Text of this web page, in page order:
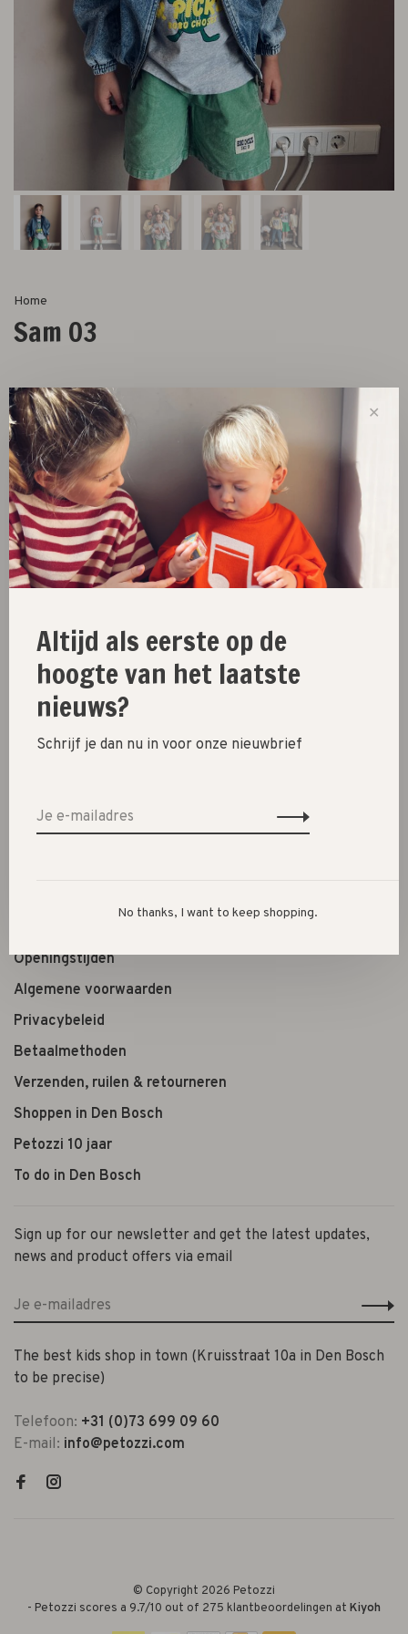
Home
Sam 03
Totaal: 0,00
Kies een product
Deel dit product: Facebook Twitter Pinterest E-mail
New
SALE 30%
SALE 60%
Kleding
Cadeautjes
Lifestyle
Openingstijden
Algemene voorwaarden
Privacybeleid
Betaalmethoden
Verzenden, ruilen & retourneren
Shoppen in Den Bosch
Petozzi 10 jaar
To do in Den Bosch
Sign up for our newsletter and get the latest updates,
news and product offers via email
The best kids shop in town (Kruisstraat 10a in Den Bosch
to be precise)
Telefoon: +31 (0)73 699 09 60
E-mail: info@petozzi.com
© Copyright 2026 Petozzi
- Petozzi scores a 9.7/10 out of 275 klantbeoordelingen at Kiyoh
✕
Altijd als eerste op de
hoogte van het laatste
nieuws?
Schrijf je dan nu in voor onze nieuwbrief
No thanks, I want to keep shopping.